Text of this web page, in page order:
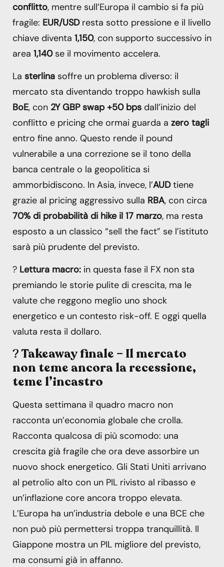
conflitto, mentre sull’Europa il cambio si fa più
fragile: EUR/USDresta sotto pressione e il livello
chiave diventa 1,150, con supporto successivo in
area 1,140se il movimento accelera.
La sterlina soffre un problema diverso: il
mercato sta diventando troppo hawkish sulla
BoE, con 2Y GBP swap +50 bps dall’inizio del
conflitto e pricing che ormai guarda a zero tagli
entro fine anno. Questo rende il pound
vulnerabile a una correzione se il tono della
banca centrale o la geopolitica si
ammorbidiscono. In Asia, invece, l’AUDtiene
grazie al pricing aggressivo sulla RBA, con circa
70% di probabilità di hike il 17 marzo, ma resta
esposto a un classico “sell the fact” se l’istituto
sarà più prudente del previsto.
? Lettura macro: in questa fase il FX non sta
premiando le storie pulite di crescita, ma le
valute che reggono meglio uno shock
energetico e un contesto risk-off. E oggi quella
valuta resta il dollaro.
?Takeaway finale – Il mercato
non teme ancora la recessione,
teme l’incastro
Questa settimana il quadro macro non
racconta un’economia globale che crolla.
Racconta qualcosa di più scomodo: una
crescita già fragile che ora deve assorbire un
nuovo shock energetico. Gli Stati Uniti arrivano
al petrolio alto con un PIL rivisto al ribasso e
un’inflazione core ancora troppo elevata.
L’Europa ha un’industria debole e una BCE che
non può più permettersi troppa tranquillità. Il
Giappone mostra un PIL migliore del previsto,
ma consumi già in affanno.